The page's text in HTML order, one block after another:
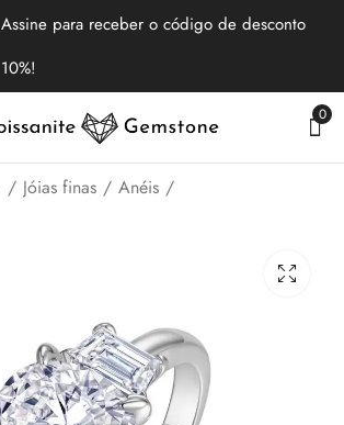
Assine para receber o código de desconto
10%!
0
Jóias finas Anéis